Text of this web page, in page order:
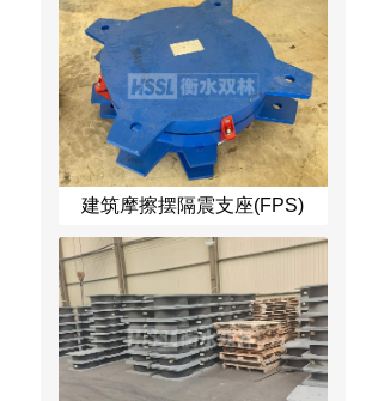
建筑摩擦摆隔震支座(FPS)